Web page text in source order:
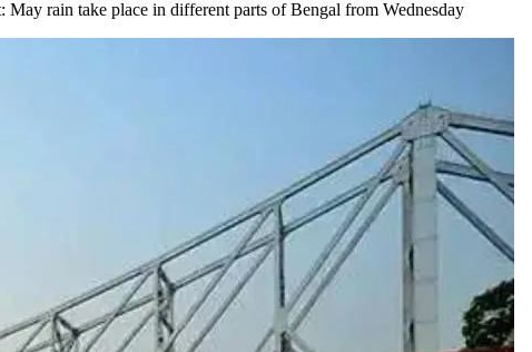
May rain take place in different parts of Bengal from Wednesday